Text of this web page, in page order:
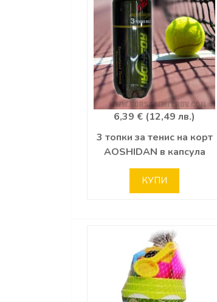
6,39 € (12,49 лв.)
3 топки за тенис на корт
AOSHIDAN в капсула
КУПИ